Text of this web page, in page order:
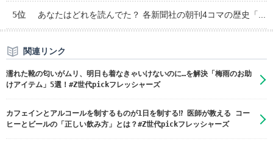
5位 あなたはどれを読んでた？ 各新聞社の朝刊4コマの歴史「...
関連リンク
濡れた靴の匂いがムリ、明日も着なきゃいけないのに…を解決「梅雨のお助
けアイテム」5選！#Z世代pickフレッシャーズ
カフェインとアルコールを制するものが1日を制する⁉ 医師が教える コー
ヒーとビールの「正しい飲み方」とは？#Z世代pickフレッシャーズ